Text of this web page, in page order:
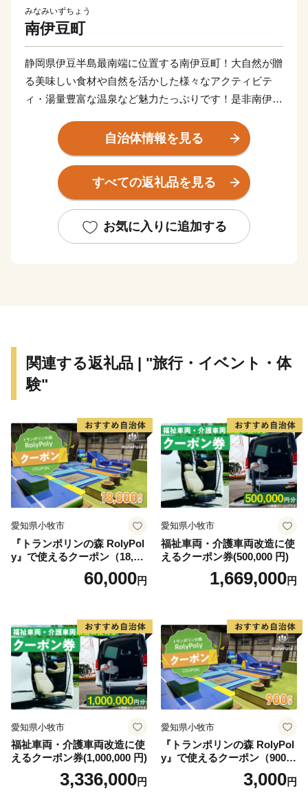
みなみいずちょう
南伊豆町
静岡県伊豆半島最南端に位置する南伊豆町！大自然が贈
る美味しい食材や自然を活かした様々なアクティビテ
ィ・湯量豊富な温泉など魅力たっぷりです！是非南伊豆
自治体情報を見る
すべての返礼品を見る
お気に入りに追加する
関連する返礼品 | "旅行・イベント・体
験"
愛知県小牧市
『トランポリンの森 RolyPol
y』で使えるクーポン（18,00
60,000円
愛知県小牧市
福祉車両・介護車両改造に使
えるクーポン券(500,000 円)
1,669,000円
愛知県小牧市
福祉車両・介護車両改造に使
えるクーポン券(1,000,000 円)
3,336,000円
愛知県小牧市
『トランポリンの森 RolyPol
y』で使えるクーポン（900
3,000円